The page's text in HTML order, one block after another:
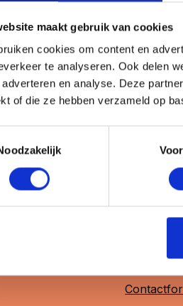
maakt gebruik van cookies
cookies om content en
te analyseren. Ook delen
adverteren en analyse. Deze
of die ze hebben verzameld op
de perfecte keuze voor een
Heb je